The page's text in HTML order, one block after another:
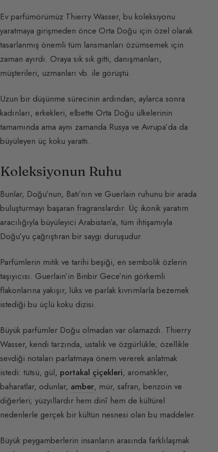
Ev parfümörümüz Thierry Wasser, bu koleksiyonu
yaratmaya girişmeden önce Orta Doğu için özel olarak
tasarlanmış önemli tüm lansmanları özümsemek için
zaman ayırdı. Oraya sık sık gitti, danışmanları,
müşterileri, uzmanları vb. ile görüştü.
Uzun bir düşünme sürecinin ardından, aylarca sonra
kadınları, erkekleri, elbette Orta Doğu ülkelerinin
tamamında ama aynı zamanda Rusya ve Avrupa’da da
büyüleyen üç koku yarattı.
Koleksiyonun Ruhu
Bunlar, Doğu’nun, Batı’nın ve Guerlain ruhunu bir arada
buluşturmayı başaran fragranslardır. Üç ikonik yaratım
aracılığıyla büyüleyici Arabistan’a, tüm ihtişamıyla
Doğu’yu çağrıştıran bir saygı duruşudur.
Parfümlerin mitik ve tarihi beşiği, en sembolik özlerin
taşıyıcısı. Guerlain’in Binbir Gece’nin görkemli
flakonlarına yakışır, lüks ve parlak kıvrımlarla bezemek
istediği bu üçlü koku dizisi.
Büyük parfümler Doğu olmadan var olamazdı. Thierry
Wasser, kendi tarzında, ustalık ve özgürlükle; özellikle
sevdiği notaları parlatmaya önem vererek anlatmak
istedi: tütsü, gül, portakal çiçekleri, aromatikler,
baharatlar, odunlar, amber, mür, safran, benzoin ve
diğerleri; yüzyıllardır hem dinî hem de kültürel
nedenlerle gerçek bir kültün nesnesi olan bu maddeler.
Büyük peygamberlerin insanların arasında farklılaşmak